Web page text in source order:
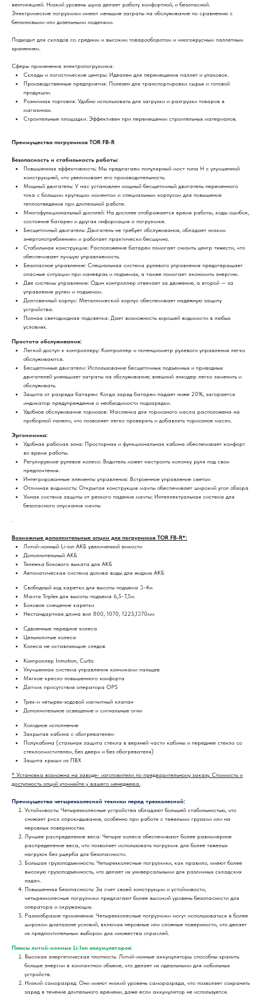
вентиляцией. Низкий уровень шума делает работу комфортной, и безопасной.
Электрические погрузчики имеют меньшие затраты на обслуживание по сравнению с
бензиновыми или дизельными моделями.
Подходит для складов со средним и высоким товарооборотом и многоярусным паллетным
хранением.
Сферы применения электропогрузчика:
Склады и логистические центры: Идеален для перемещения паллет и упаковок.
Производственные предприятия: Полезен для транспортировки сырья и готовой
продукции.
Розничная торговля: Удобно использовать для загрузки и разгрузки товаров в
магазинах.
Строительные площадки: Эффективен при перемещении строительных материалов.
Преимущества погрузчиков TOR FB-R
Безопасность и стабильность работы:
Повышенная эффективность: Мы предлагаем популярный мост типа H с улучшенной
конструкцией, что увеличивает его производительность.
Мощный двигатель: У нас установлен мощный бесщеточный двигатель переменного
тока с большим крутящим моментом и специальным корпусом для повышения
теплоотведения при длительной работе.
Многофункциональный дисплей: На дисплее отображается время работы, коды ошибок,
состояние батареи и другая информация о погрузчике.
Бесщеточный двигатель: Двигатель не требует обслуживания, обладает низким
энергопотреблением и работает практически бесшумно.
Стабильная конструкция: Расположение батареи помогает снизить центр тяжести, что
обеспечивает лучшую управляемость.
Безопасное управление: Специальная система рулевого управления предотвращает
опасные ситуации при маневрах и подъемах, а также помогает экономить энергию.
Две системы управления: Один контроллер отвечает за движение, а второй — за
управление рулем и подъемом.
Долговечный корпус: Металлический корпус обеспечивает надежную защиту
устройства.
Полная светодиодная подсветка: Дает возможность хорошей видимости в любых
условиях.
Простота обслуживания:
Легкий доступ к контроллеру: Контроллер и потенциометр рулевого управления легко
обслуживаются.
Бесщеточные двигатели: Использование бесщеточных подъемных и приводных
двигателей уменьшает затраты на обслуживание; внешний энкодер легко заменить и
обслуживать.
Защита от разряда батареи: Когда заряд батареи падает ниже 20%, загорается
индикатор предупреждения о необходимости подзарядки.
Удобное обслуживание тормозов: Масленка для тормозного масла расположена на
приборной панели, что позволяет легко проверять и добавлять тормозное масло.
Эргономика:
Удобная рабочая зона: Просторная и функциональная кабина обеспечивает комфорт
во время работы.
Регулируемое рулевое колесо: Водитель может настроить колонку руля под свои
предпочтения.
Интегрированные элементы управления: Встроенное управление светом
Отличная видимость: Открытая конструкция мачты обеспечивает широкий угол обзора
Умная система защиты от резкого падения мачты: Интеллектуальная система для
безопасного опускания мачты
Возможные дополнительные опции для погрузчиков TOR FB-R*:
Литий-ионный Li-ion АКБ увеличенной емкости
Дополнительный АКБ
Тележка бокового выката для АКБ
Автоматическая система долива воды для жидких АКБ
Свободный ход каретки для высоты подъема 3-4м
Мачта Triplex для высоты подъема 6,5-7,5м
Боковое смещение каретки
Нестандартная длина вил 800, 1070, 1225,1370мм
Сдвоенные передние колеса
Цельнолитые колеса
Колеса не оставляющие следов
Контроллер Inmotion, Curtis
Улучшенная система управления кончиками пальцев
Мягкое кресло повышенного комфорта
Датчик присутствия оператора OPS
Трех-и четырех-ходовой магнитный клапан
Дополнительное освещение и сигнальные огни
Холодное исполнение
Закрытая кабина с обогревателем
Полукабина (стальная защита стекла в верхней части кабины и переднее стекло со
стеклоочистителем, без двери и без обогревателя)
Защита крыши из ПВХ
* Установка возможна на заводе- изготовители по предварительному заказу. Стоимость и
доступность опций уточняйте у вашего менеджера.
Преимущества четырехколесной техники перед трехколесной:
Устойчивость: Четырехколесные устройства обладают большей стабильностью, что
снижает риск опрокидывания, особенно при работе с тяжелыми грузами или на
неровных поверхностях.
Лучшее распределение веса: Четыре колеса обеспечивают более равномерное
распределение веса, что позволяет использовать погрузчик для более тяжелых
нагрузок без ущерба для безопасности.
Большая грузоподъемность: Четырехколесные погрузчики, как правило, имеют более
высокую грузоподъемность, что делает их универсальными для различных складских
задач.
Повышенная безопасность: За счет своей конструкции и устойчивости,
четырехколесные погрузчики предлагают более высокий уровень безопасности для
оператора и окружающих.
Разнообразие применения: Четырехколесные погрузчики могут использоваться в более
широком диапазоне условий, включая неровные или сложные поверхности, что делает
их предпочтительным выбором для множества отраслей.
Плюсы литий-ионных Li-Ion аккумуляторов:
Высокая энергетическая плотность: Литий-ионные аккумуляторы способны хранить
больше энергии в компактном объеме, что делает их идеальными для мобильных
устройств.
Низкий саморазряд: Они имеют низкий уровень саморазряда, что позволяет сохранять
заряд в течение длительного времени, даже если аккумулятор не используется.